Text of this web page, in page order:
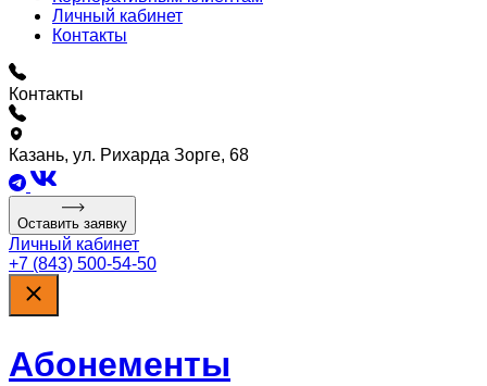
Личный кабинет
Контакты
Контакты
Казань, ул. Рихарда Зорге, 68
Оставить заявку
Личный кабинет
+7 (843) 500-54-50
Абонементы